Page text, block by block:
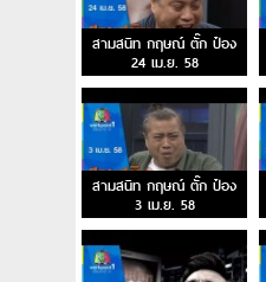
สามสนิท กฤษณ์ ตั๊ก ป๋อง
24 เม.ย. 58
สามสนิท กฤษณ์ ตั๊ก ป๋อง
3 เม.ย. 58